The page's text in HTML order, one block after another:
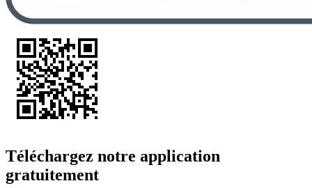
Téléchargez notre application
gratuitement